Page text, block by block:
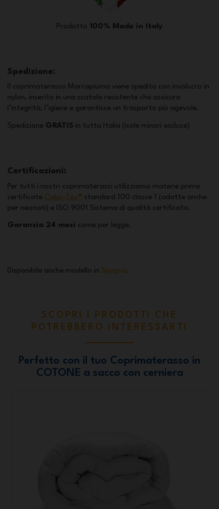
Prodotto 100% Made in Italy
Spedizione:
Il coprimaterasso Marcapiuma viene spedito con involucro in
nylon, inserito in una scatola resistente che assicura
l’integrità, l’igiene e garantisce un trasporto più agevole.
Spedizione GRATIS in tutta Italia (isole minori escluse)
Certificazioni:
Per tutti i nostri coprimaterassi utilizziamo materie prime
certificate Oeko-Tex® standard 100 classe 1 (adatte anche
per neonati) e ISO 9001 Sistema di qualità certificato.
Garanzia 24 mesi come per legge.
Disponibile anche modello in Spugna.
SCOPRI I PRODOTTI CHE
POTREBBERO INTERESSARTI
Perfetto con il tuo Coprimaterasso in
COTONE a sacco con cerniera